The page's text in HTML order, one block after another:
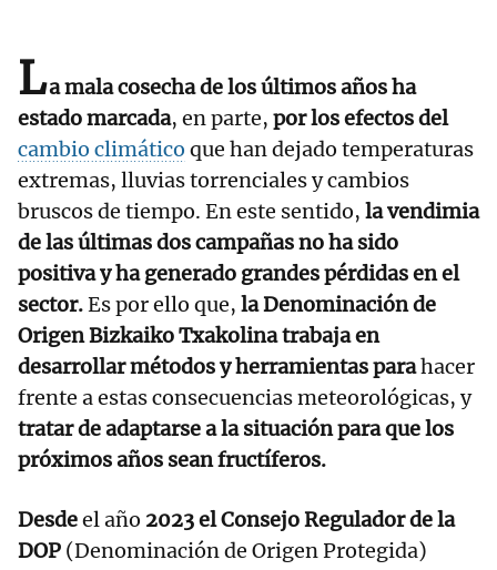
La mala cosecha de los últimos años ha
estado marcada, en parte, por los efectos del
cambio climático que han dejado temperaturas
extremas, lluvias torrenciales y cambios
bruscos de tiempo. En este sentido, la vendimia
de las últimas dos campañas no ha sido
positiva y ha generado grandes pérdidas en el
sector.Es por ello que, la Denominación de
Origen Bizkaiko Txakolina trabaja en
desarrollar métodos y herramientasparahacer
frente a estas consecuencias meteorológicas, y
tratar de adaptarse a la situación para que los
próximos años sean fructíferos.
Desdeel año 2023 el Consejo Regulador de la
DOP (Denominación de Origen Protegida)